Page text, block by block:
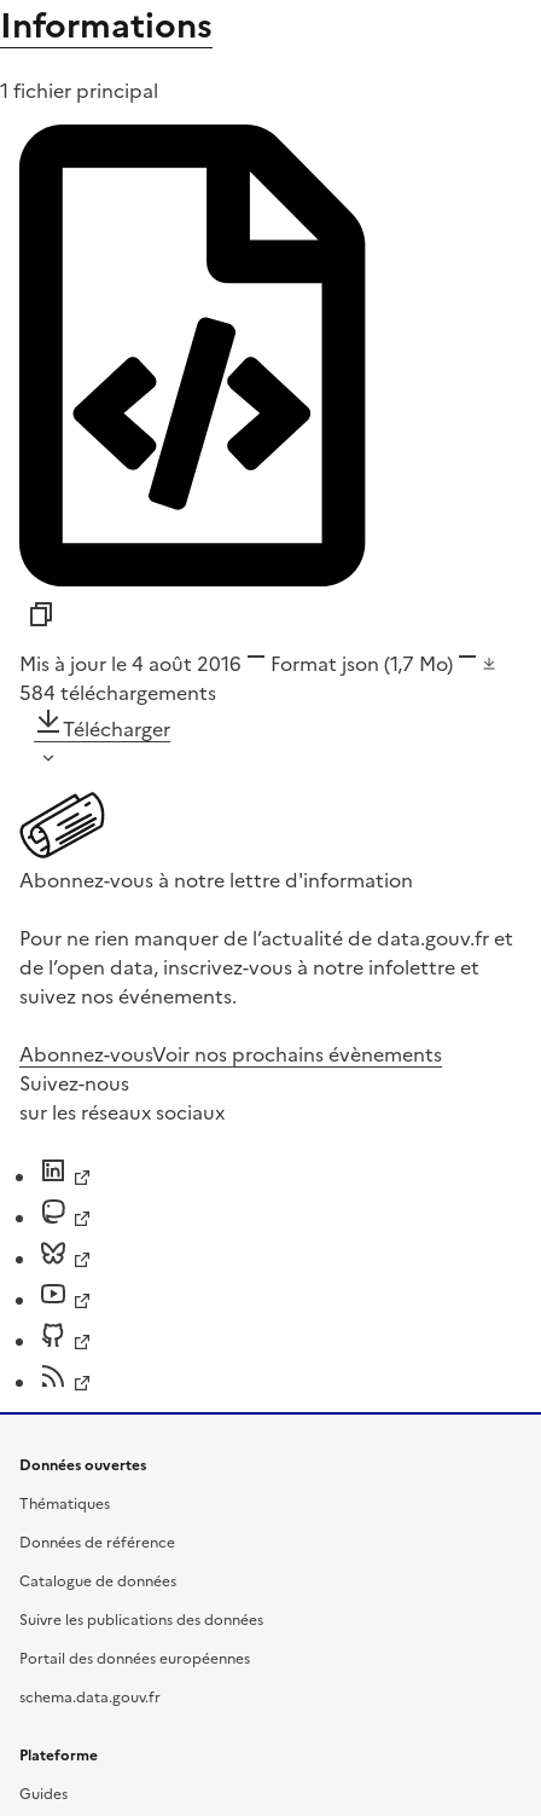
Informations
1 fichier principal
Mis à jour le 4 août 2016 Format json (1,7 Mo)
584 téléchargements
Télécharger
Abonnez-vous à notre lettre d'information
Pour ne rien manquer de l’actualité de data.gouv.fr et
de l’open data, inscrivez-vous à notre infolettre et
suivez nos événements.
Abonnez-vousVoir nos prochains évènements
Suivez-nous
sur les réseaux sociaux
Données ouvertes
Thématiques
Données de référence
Catalogue de données
Suivre les publications des données
Portail des données européennes
schema.data.gouv.fr
Plateforme
Guides